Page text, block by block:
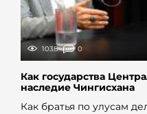
1038 0
Как государства
наследие Чингисхана
Как братья по улусам